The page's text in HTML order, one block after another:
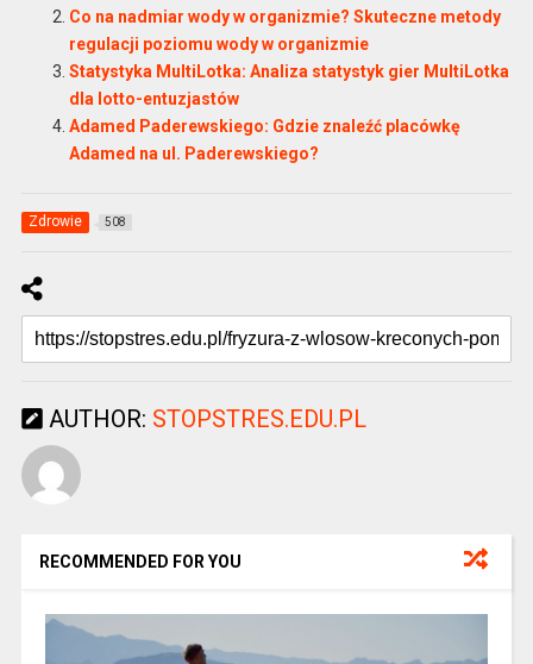
Co na nadmiar wody w organizmie? Skuteczne metody
regulacji poziomu wody w organizmie
Statystyka MultiLotka: Analiza statystyk gier MultiLotka
dla lotto-entuzjastów
Adamed Paderewskiego: Gdzie znaleźć placówkę
Adamed na ul. Paderewskiego?
Zdrowie 508
AUTHOR: STOPSTRES.EDU.PL
RECOMMENDED FOR YOU